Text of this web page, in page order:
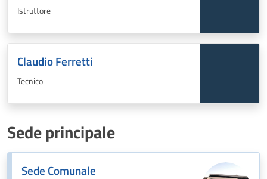
Istruttore
Claudio Ferretti
Tecnico
Sede principale
Sede Comunale